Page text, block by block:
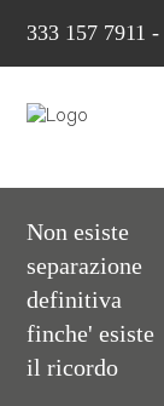
333 157 7911 -
Non esiste
separazione
definitiva
finche' esiste
il ricordo